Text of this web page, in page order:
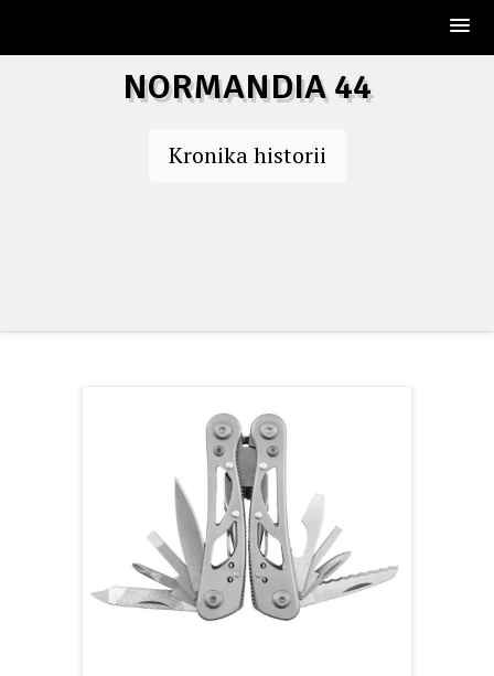
NORMANDIA 44
Kronika historii